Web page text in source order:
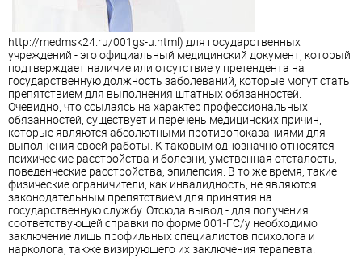
http://medmsk24.ru/001gs-u.html) для государственных
учреждений - это официальный медицинский документ, который
подтверждает наличие или отсутствие у претендента на
государственную должность заболеваний, которые могут стать
препятствием для выполнения штатных обязанностей.
Очевидно, что ссылаясь на характер профессиональных
обязанностей, существует и перечень медицинских причин,
которые являются абсолютными противопоказаниями для
выполнения своей работы. К таковым однозначно относятся
психические расстройства и болезни, умственная отсталость,
поведенческие расстройства, эпилепсия. В то же время, такие
физические ограничители, как инвалидность, не являются
законодательным препятствием для принятия на
государственную службу. Отсюда вывод - для получения
соответствующей справки по форме 001-ГС/у необходимо
заключение лишь профильных специалистов психолога и
нарколога, также визирующего их заключения терапевта.